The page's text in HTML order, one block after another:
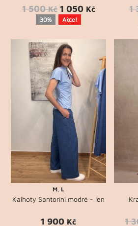
1 500 Kč 1 050 Kč
30% Akce!
1
M ,L
Kalhoty Santorini modré - len
1 900 Kč 1